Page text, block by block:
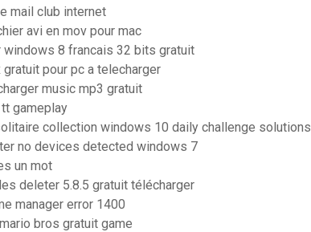
mail club internet
avi en mov pour mac
windows 8 francais 32 bits gratuit
pour pc a telecharger
music mp3 gratuit
gameplay
collection windows 10 daily challenge solutions
no devices detected windows 7
un mot
deleter 5.8.5 gratuit télécharger
manager error 1400
bros gratuit game